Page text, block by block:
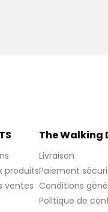
produits
ventes
The Walking
Livraison
Paiement
Conditions
Politique de